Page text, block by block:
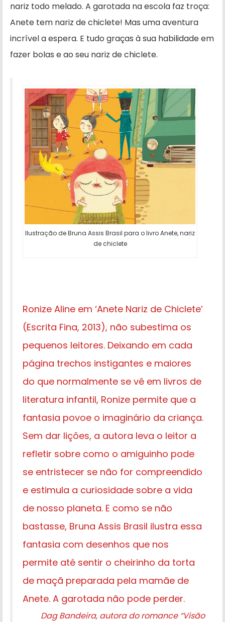
nariz todo melado. A garotada na escola faz troça:
Anete tem nariz de chiclete! Mas uma aventura
incrível a espera. E tudo graças à sua habilidade em
fazer bolas e ao seu nariz de chiclete.
Ilustração de Bruna Assis Brasil para o livro Anete, nariz
de chiclete
Ronize Aline em ‘Anete Nariz de Chiclete’
(Escrita Fina, 2013), não subestima os
pequenos leitores. Deixando em cada
página trechos instigantes e maiores
do que normalmente se vê em livros de
literatura infantil, Ronize permite que a
fantasia povoe o imaginário da criança.
Sem dar lições, a autora leva o leitor a
refletir sobre como o amiguinho pode
se entristecer se não for compreendido
e estimula a curiosidade sobre a vida
de nosso planeta. E como se não
bastasse, Bruna Assis Brasil ilustra essa
fantasia com desenhos que nos
permite até sentir o cheirinho da torta
de maçã preparada pela mamãe de
Anete. A garotada não pode perder.
Dag Bandeira, autora do romance “Visão